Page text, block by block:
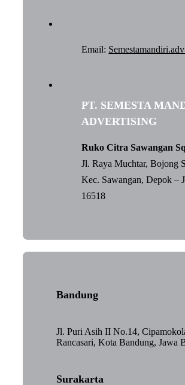
Email:
PT. SEMESTA
ADVERTISING
Ruko Citra Sawangan
Jl. Raya Muchtar, Bojong
Kec. Sawangan, Depok –
16518
Bandung
Jl. Puri Asih II No.14,
Rancasari, Kota Bandung, Jawa
Surakarta